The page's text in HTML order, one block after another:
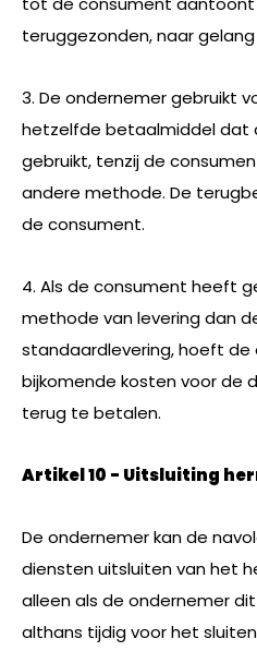
teruggezonden, naar
3. De ondernemer gebruikt
hetzelfde betaalmiddel dat
gebruikt, tenzij de
andere methode. De
de consument.
4. Als de consument heeft
methode van levering dan
standaardlevering, hoeft de
bijkomende kosten voor de
terug te betalen.
Artikel 10 - Uitsluiting
De ondernemer kan de
diensten uitsluiten van het
alleen als de ondernemer
althans tijdig voor het